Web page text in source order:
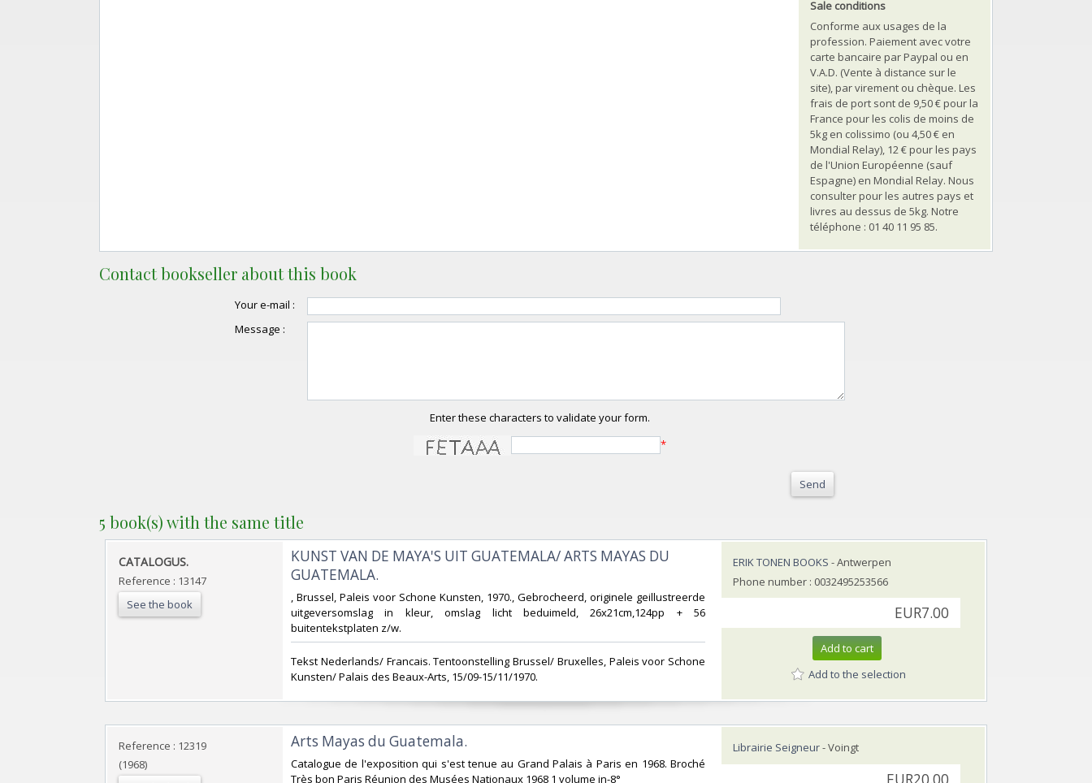
Sale conditions
Conforme aux usages de la
profession. Paiement avec votre
carte bancaire par Paypal ou en
V.A.D. (Vente à distance sur le
site), par virement ou chèque. Les
frais de port sont de 9,50 € pour la
France pour les colis de moins de
5kg en colissimo (ou 4,50 € en
Mondial Relay), 12 € pour les pays
de l'Union Européenne (sauf
Espagne) en Mondial Relay. Nous
consulter pour les autres pays et
livres au dessus de 5kg. Notre
téléphone : 01 40 11 95 85.
Contact bookseller about this book
Your e-mail :
Message :
Enter these characters to validate your form.
*
Send
5 book(s) with the same title
‎CATALOGUS.‎
Reference : 13147
See the book
‎KUNST VAN DE MAYA'S UIT GUATEMALA/ ARTS MAYAS DU
GUATEMALA.‎
‎, Brussel, Paleis voor Schone Kunsten, 1970., Gebrocheerd, originele geillustreerde
uitgeversomslag in kleur, omslag licht beduimeld, 26x21cm,124pp + 56
buitentekstplaten z/w.‎
‎Tekst Nederlands/ Francais. Tentoonstelling Brussel/ Bruxelles, Paleis voor Schone
Kunsten/ Palais des Beaux-Arts, 15/09-15/11/1970.‎
ERIK TONEN BOOKS - Antwerpen
Phone number : 0032495253566
EUR7.00
Add to cart
Add to the selection
Reference : 12319
(1968)
‎Arts Mayas du Guatemala.‎
‎Catalogue de l'exposition qui s'est tenue au Grand Palais à Paris en 1968. Broché
Très bon Paris Réunion des Musées Nationaux 1968 1 volume in-8°‎
Librairie Seigneur- Voingt
EUR20.00